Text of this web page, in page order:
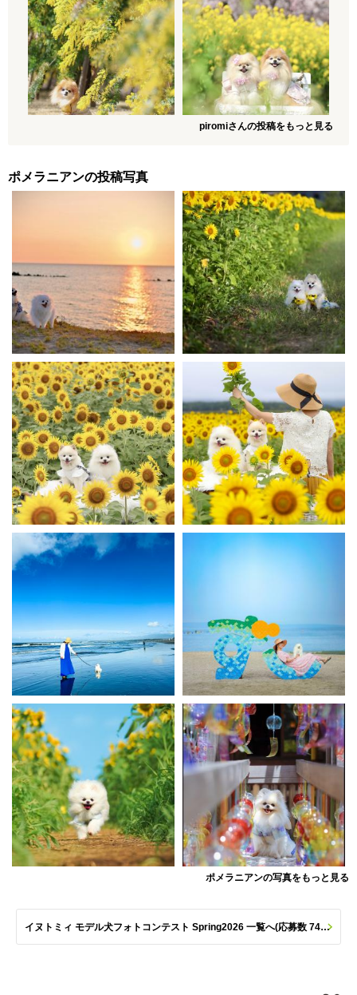
piromiさんの投稿をもっと見る
ポメラニアンの投稿写真
ポメラニアンの写真をもっと見る
イヌトミィ モデル犬フォトコンテスト Spring2026 一覧へ(応募数 747枚)